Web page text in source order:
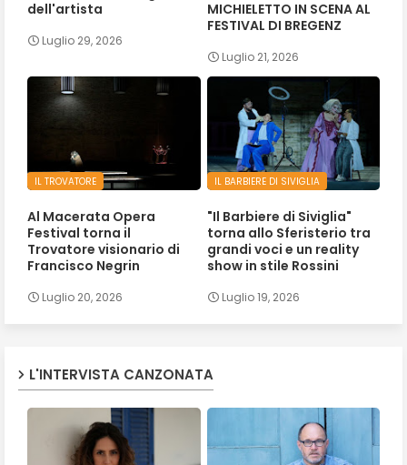
dell'artista
Luglio 29, 2026
MICHIELETTO IN SCENA AL
FESTIVAL DI BREGENZ
Luglio 21, 2026
IL TROVATORE
Al Macerata Opera
Festival torna il
Trovatore visionario di
Francisco Negrin
Luglio 20, 2026
IL BARBIERE DI SIVIGLIA
"Il Barbiere di Siviglia"
torna allo Sferisterio tra
grandi voci e un reality
show in stile Rossini
Luglio 19, 2026
L'INTERVISTA CANZONATA